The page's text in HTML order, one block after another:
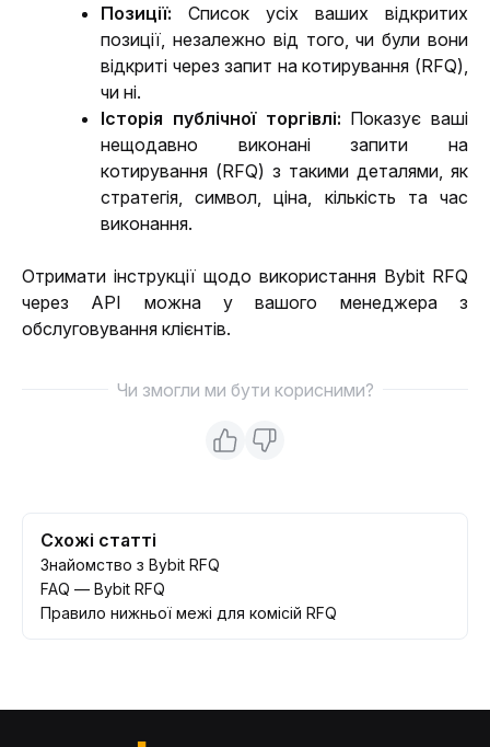
Позиції: Список усіх ваших відкритих
позиції, незалежно від того, чи були вони
відкриті через запит на котирування (RFQ),
чи ні.
Історія публічної торгівлі: Показує ваші
нещодавно виконані запити на
котирування (RFQ) з такими деталями, як
стратегія, символ, ціна, кількість та час
виконання.
Отримати інструкції щодо використання Bybit RFQ
через API можна у вашого менеджера з
обслуговування клієнтів.
Чи змогли ми бути корисними?
Схожі статті
Знайомство з Bybit RFQ
FAQ — Bybit RFQ
Правило нижньої межі для комісій RFQ